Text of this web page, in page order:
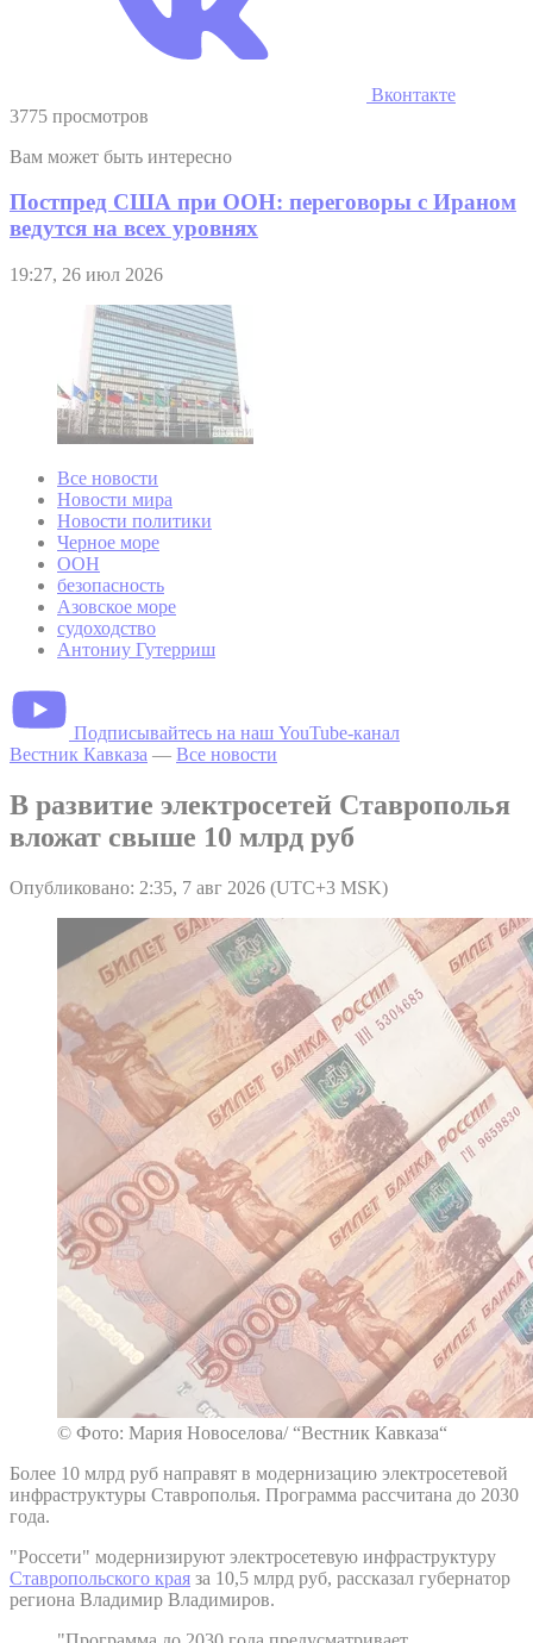
Вконтакте
3775 просмотров
Вам может быть интересно
Постпред США при ООН: переговоры с Ираном
ведутся на всех уровнях
19:27, 26 июл 2026
Все новости
Новости мира
Новости политики
Черное море
ООН
безопасность
Азовское море
судоходство
Антониу Гутерриш
Подписывайтесь на наш YouTube-канал
Вестник Кавказа — Все новости
В развитие электросетей Ставрополья
вложат свыше 10 млрд руб
Опубликовано: 2:35, 7 авг 2026 (UTC+3 MSK)
© Фото: Мария Новоселова/ “Вестник Кавказа“
Более 10 млрд руб направят в модернизацию электросетевой
инфраструктуры Ставрополья. Программа рассчитана до 2030
года.
"Россети" модернизируют электросетевую инфраструктуру
Ставропольского края за 10,5 млрд руб, рассказал губернатор
региона Владимир Владимиров.